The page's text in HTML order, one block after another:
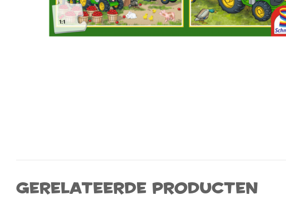
Gerelateerde producten